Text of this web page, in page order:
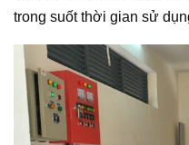
trong suốt thời gian sử